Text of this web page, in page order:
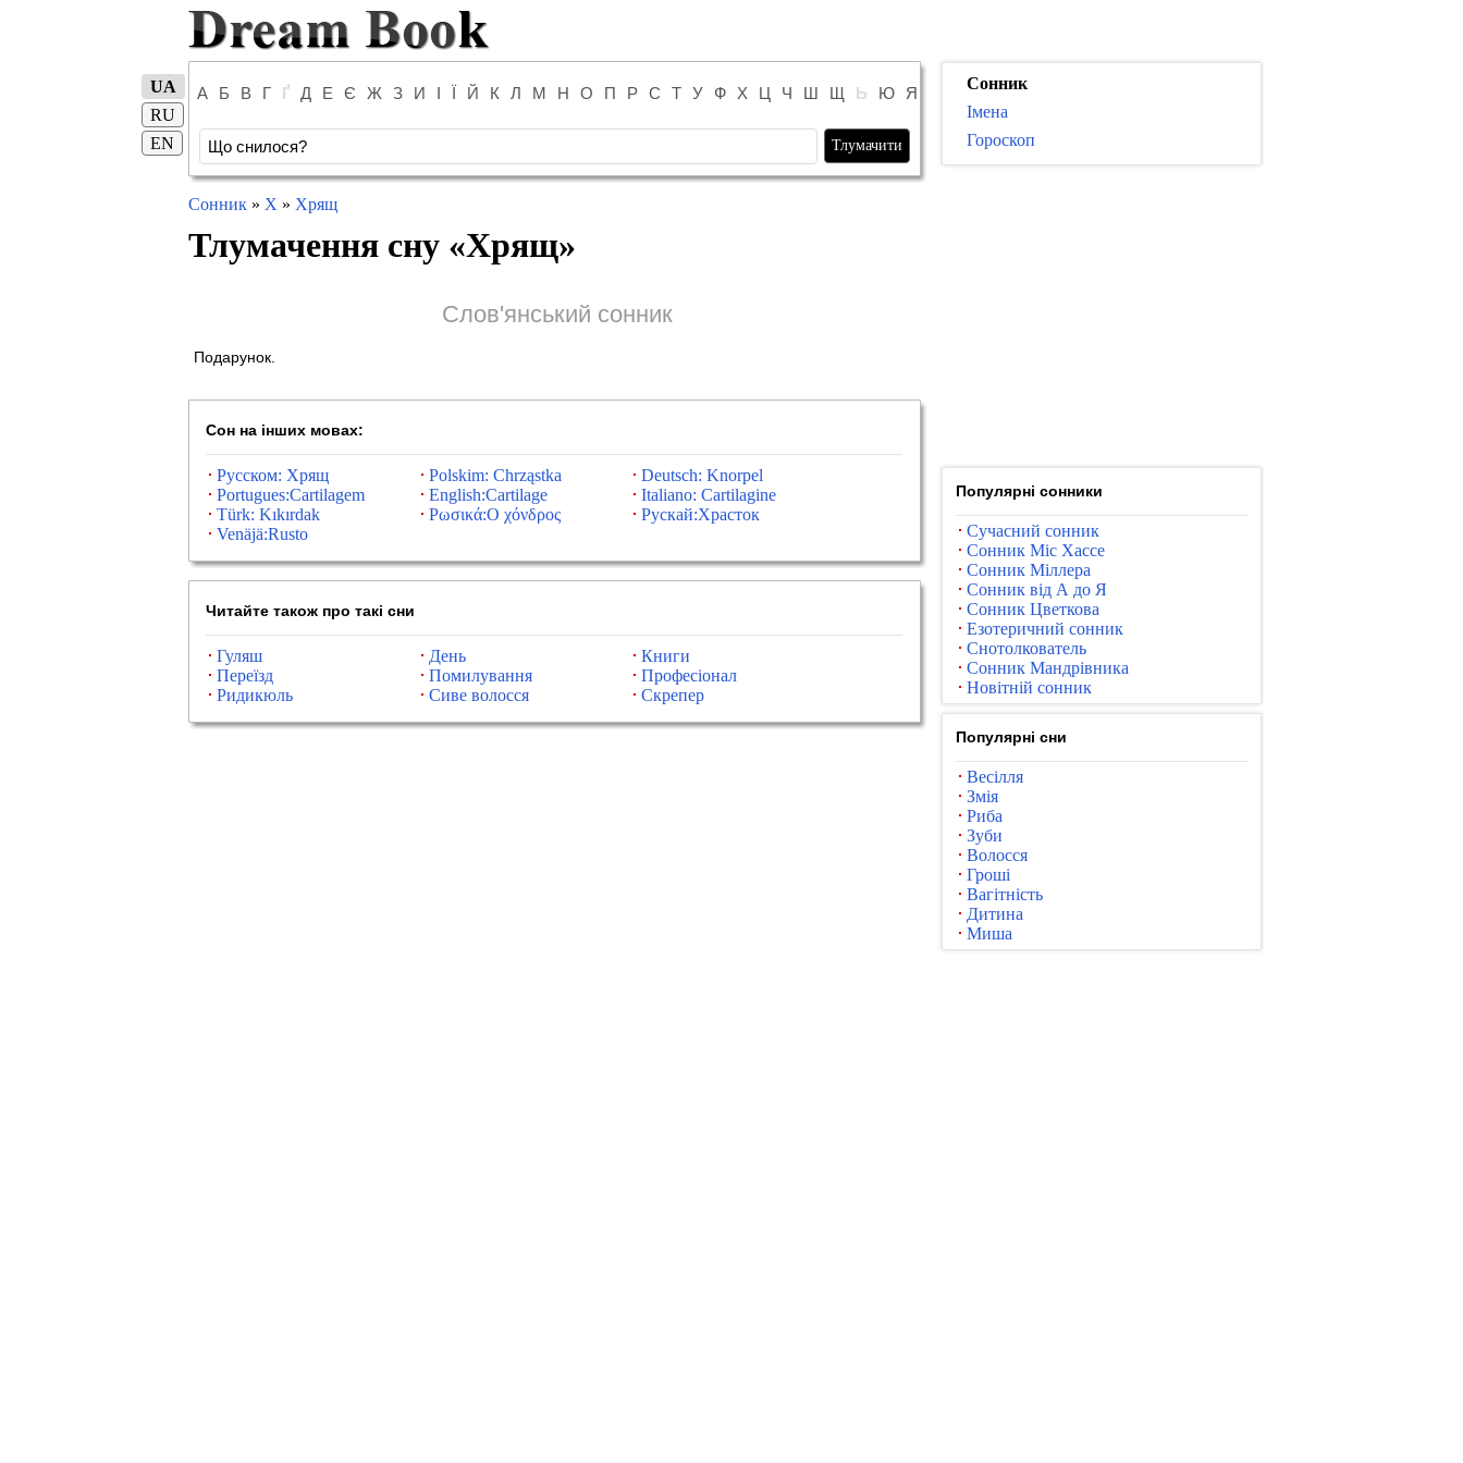
А Б В Г Ґ Д Е Є Ж З И І Ї Й К Л М Н О П Р С Т У Ф Х Ц Ч Ш Щ Ь Ю Я
UA
RU
EN
Сонник» Х » Хрящ
Тлумачення сну «Хрящ»
Слов'янський сонник
Подарунок.
Сон на інших мовах:
Русском: Хрящ Polskim: Chrząstka
Deutsch: Knorpel
Portugues:Cartilagem
English:Cartilage
Italiano: Cartilagine
Türk: Kıkırdak
Ρωσικά:Ο χόνδρος
Рускай:Храсток
Venäjä:Rusto
Читайте також про такі сни
Гуляш День
Книги
Переїзд
Помилування
Професіонал
Ридикюль
Сиве волосся Скрепер
Сонник
Імена
Гороскоп
Популярні сонники
Сучасний сонник
Сонник Міс Хассе
Сонник Міллера
Сонник від А до Я
Сонник Цветкова
Езотеричний сонник
Снотолкователь
Сонник Мандрівника
Новітній сонник
Популярні сни
Весілля
Змія
Риба
Зуби
Волосся
Гроші
Вагітність
Дитина
Миша